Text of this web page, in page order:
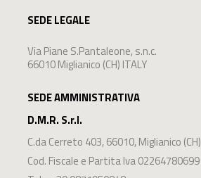
SEDE LEGALE
Via Piane S.Pantaleone, s.n.c.
66010 Miglianico (CH) ITALY
SEDE AMMINISTRATIVA
D.M.R. S.r.l.
C.da Cerreto 403,66010,Miglianico (CH)
Cod. Fiscale e Partita Iva 02264780699